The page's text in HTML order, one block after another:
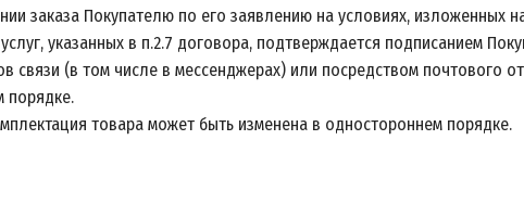
заказа Покупателю по его заявлению на условиях, изложенных
указанных в п.2.7 договора, подтверждается подписанием
связи (в том числе в мессенджерах) или посредством почтового
порядке.
товара может быть изменена в одностороннем порядке.